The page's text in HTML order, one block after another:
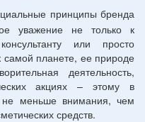
принципы бренда
уважение не только к
или просто
планете, ее природе
деятельность,
акциях – этому в
меньше внимания, чем
средств.